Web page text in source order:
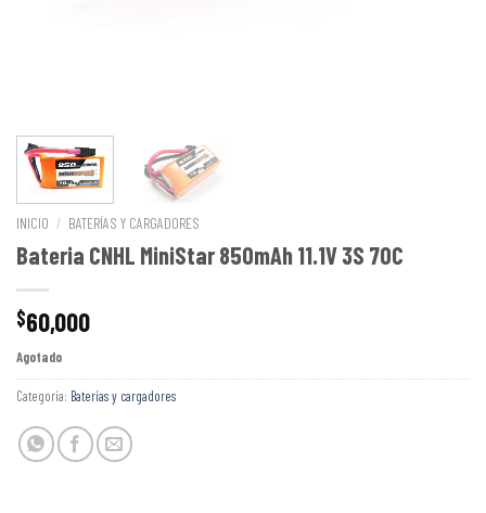
INICIO / BATERÍAS Y CARGADORES
Bateria CNHL MiniStar 850mAh 11.1V 3S 70C
$60,000
Agotado
Categoría: Baterías y cargadores